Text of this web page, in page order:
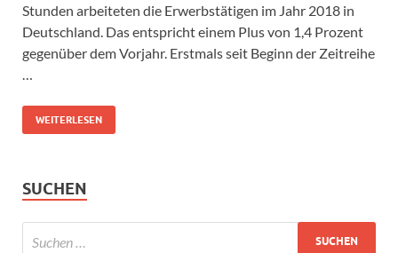
Stunden arbeiteten die Erwerbstätigen im Jahr 2018 in
Deutschland. Das entspricht einem Plus von 1,4 Prozent
gegenüber dem Vorjahr. Erstmals seit Beginn der Zeitreihe
WEITERLESEN
SUCHEN